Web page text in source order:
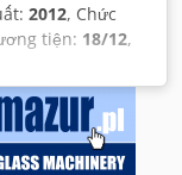
2012, Chức
tiện: 18/12,
cộng:800 kg,
50 Hz, loại dòng
V, công suất:2